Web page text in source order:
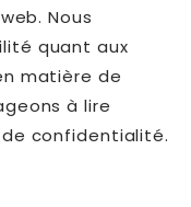
Nous
quant aux
matière de
à lire
confidentialité.